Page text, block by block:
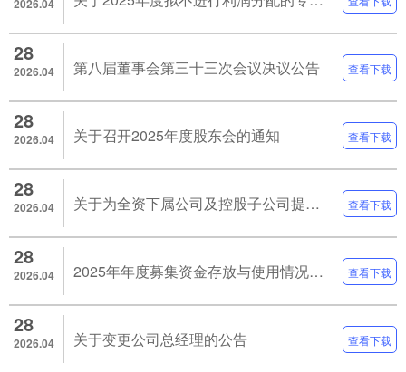
2026.04
28
2026.04 第八届董事会第三十三次会议决议公告 查看下载
28
2026.04 关于召开2025年度股东会的通知 查看下载
28
2026.04 关于为全资下属公司及控股子公司提供担保额度的公告 查看下载
28
2026.04 2025年年度募集资金存放与使用情况的专项报告 查看下载
28
2026.04 关于变更公司总经理的公告 查看下载